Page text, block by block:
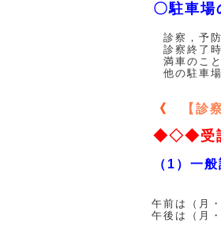
〇駐車場
診察，予防
診察終了時
満車のこと
他の駐車場
《 【診
◆◇◆受
（1）一
午前は（月
午後は（月